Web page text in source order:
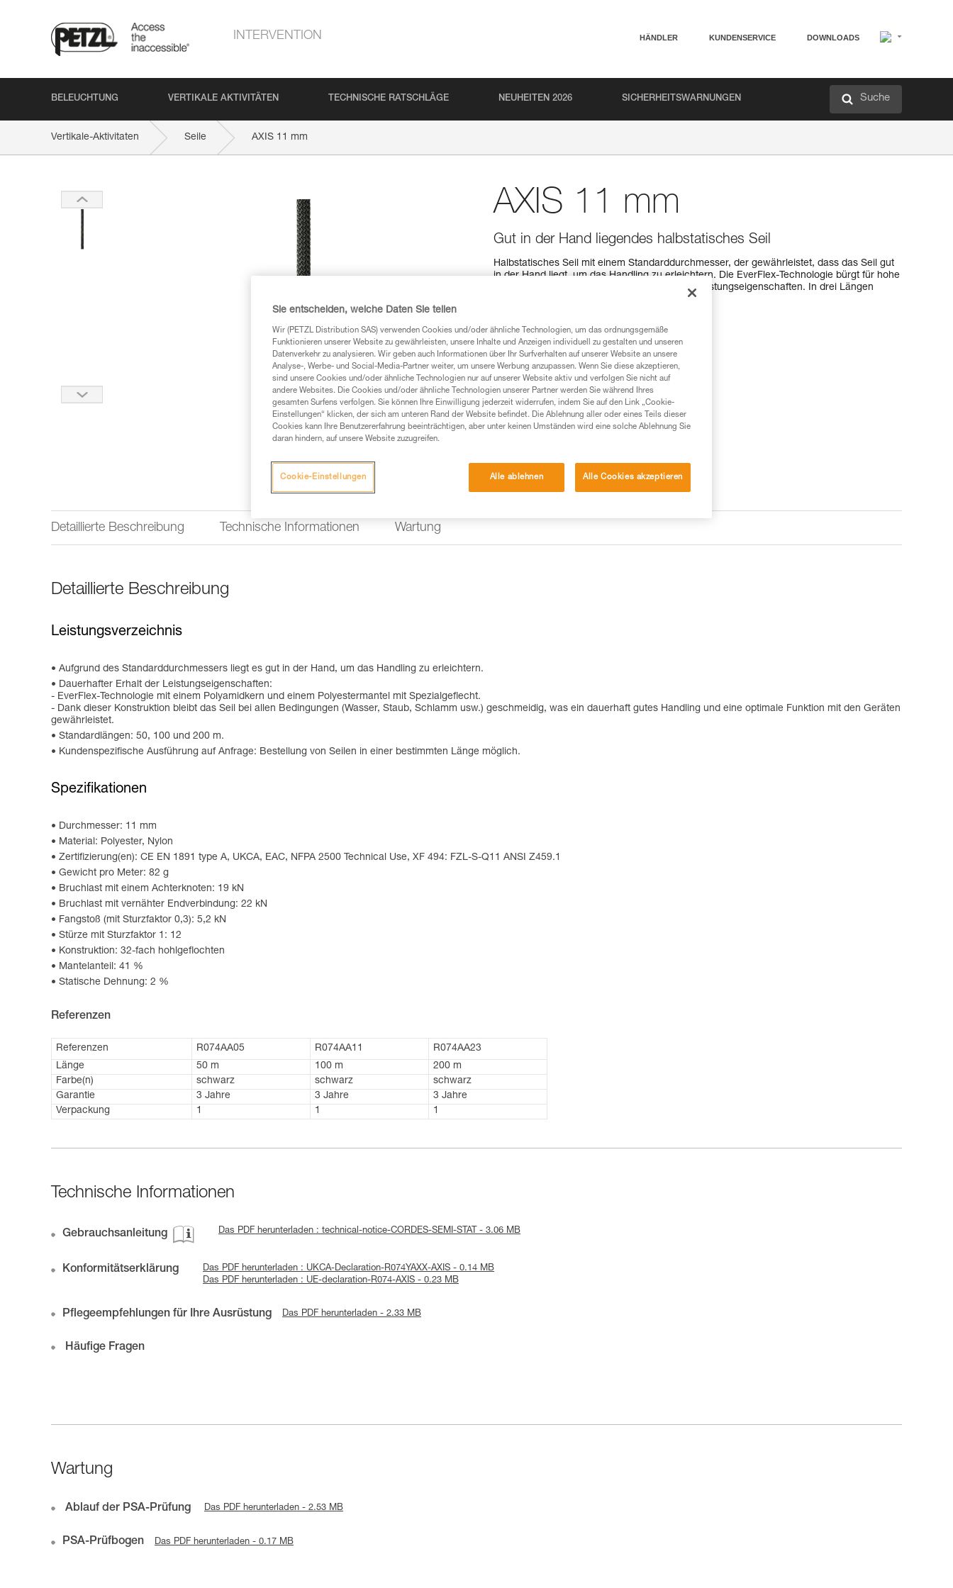
INTERVENTION HÄNDLER KUNDENSERVICE DOWNLOADS
BELEUCHTUNG VERTIKALE AKTIVITÄTEN TECHNISCHE RATSCHLÄGE NEUHEITEN 2026 SICHERHEITSWARNUNGEN Suche
Vertikale-Aktivitaten Seile AXIS 11 mm
AXIS 11 mm
Gut in der Hand liegendes halbstatisches Seil
Halbstatisches Seil mit einem Standarddurchmesser, der gewährleistet, dass das Seil gut
in der Hand liegt, um das Handling zu erleichtern. Die EverFlex-Technologie bürgt für hohe
Geschmeidigkeit und dauerhaften Erhalt der Leistungseigenschaften. In drei Längen
Einen Händler finden
Detaillierte Beschreibung Technische Informationen Wartung
Detaillierte Beschreibung
Leistungsverzeichnis
Aufgrund des Standarddurchmessers liegt es gut in der Hand, um das Handling zu erleichtern.
Dauerhafter Erhalt der Leistungseigenschaften:
- EverFlex-Technologie mit einem Polyamidkern und einem Polyestermantel mit Spezialgeflecht.
- Dank dieser Konstruktion bleibt das Seil bei allen Bedingungen (Wasser, Staub, Schlamm usw.) geschmeidig, was ein dauerhaft gutes Handling und eine optimale Funktion mit den Geräten
gewährleistet.
Standardlängen: 50, 100 und 200 m.
Kundenspezifische Ausführung auf Anfrage: Bestellung von Seilen in einer bestimmten Länge möglich.
Spezifikationen
Durchmesser: 11 mm
Material: Polyester, Nylon
Zertifizierung(en): CE EN 1891 type A, UKCA, EAC, NFPA 2500 Technical Use, XF 494: FZL-S-Q11 ANSI Z459.1
Gewicht pro Meter: 82 g
Bruchlast mit einem Achterknoten: 19 kN
Bruchlast mit vernähter Endverbindung: 22 kN
Fangstoß (mit Sturzfaktor 0,3): 5,2 kN
Stürze mit Sturzfaktor 1: 12
Konstruktion: 32-fach hohlgeflochten
Mantelanteil: 41 %
Statische Dehnung: 2 %
Referenzen
Referenzen R074AA05 R074AA11
R074AA23
Länge
50 m 100 m
200 m
Farbe(n)
schwarz schwarz
schwarz
Garantie
3 Jahre 3 Jahre
3 Jahre
Verpackung
1 1 1
Technische Informationen
Gebrauchsanleitung Das PDF herunterladen : technical-notice-CORDES-SEMI-STAT - 3.06 MB
Konformitätserklärung
Das PDF herunterladen : UKCA-Declaration-R074YAXX-AXIS - 0.14 MB
Das PDF herunterladen : UE-declaration-R074-AXIS - 0.23 MB
Pflegeempfehlungen für Ihre Ausrüstung Das PDF herunterladen - 2.33 MB
Häufige Fragen
Wartung
Ablauf der PSA-Prüfung Das PDF herunterladen - 2.53 MB
PSA-Prüfbogen Das PDF herunterladen - 0.17 MB
Sie entscheiden, welche Daten Sie teilen
Wir (PETZL Distribution SAS) verwenden Cookies und/oder ähnliche Technologien, um das ordnungsgemäße
Funktionieren unserer Website zu gewährleisten, unsere Inhalte und Anzeigen individuell zu gestalten und unseren
Datenverkehr zu analysieren. Wir geben auch Informationen über Ihr Surfverhalten auf unserer Website an unsere
Analyse-, Werbe- und Social-Media-Partner weiter, um unsere Werbung anzupassen. Wenn Sie diese akzeptieren,
sind unsere Cookies und/oder ähnliche Technologien nur auf unserer Website aktiv und verfolgen Sie nicht auf
andere Websites. Die Cookies und/oder ähnliche Technologien unserer Partner werden Sie während Ihres
gesamten Surfens verfolgen. Sie können Ihre Einwilligung jederzeit widerrufen, indem Sie auf den Link „Cookie-
Einstellungen“ klicken, der sich am unteren Rand der Website befindet. Die Ablehnung aller oder eines Teils dieser
Cookies kann Ihre Benutzererfahrung beeinträchtigen, aber unter keinen Umständen wird eine solche Ablehnung Sie
daran hindern, auf unsere Website zuzugreifen.
Alle ablehnen Alle Cookies akzeptieren
Cookie-Einstellungen